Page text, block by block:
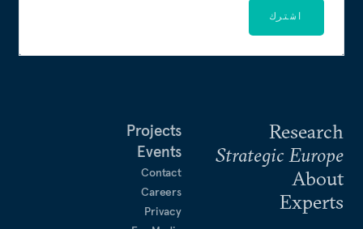
Research
Strategic Europe
About
Experts
Projects
Events
Contact
Careers
Privacy
اشترك